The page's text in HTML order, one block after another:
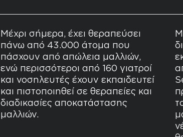
Μέχρι σήμερα, έχει θεραπεύσει
πάνω από 43.000 άτομα που
πάσχουν από απώλεια μαλλιών,
ενώ περισσότεροι από 160 γιατροί
και νοσηλευτές έχουν εκπαιδευτεί
και πιστοποιηθεί σε θεραπείες και
διαδικασίες αποκατάστασης
μαλλιών.